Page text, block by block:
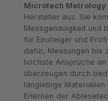
Microtech Metrology
Hersteller aus. Sie
Messgenauigkeit und
für Einsteiger und
dafür, Messungen bis
höchste Ansprüche
überzeugen durch
langlebige
Erlernen der